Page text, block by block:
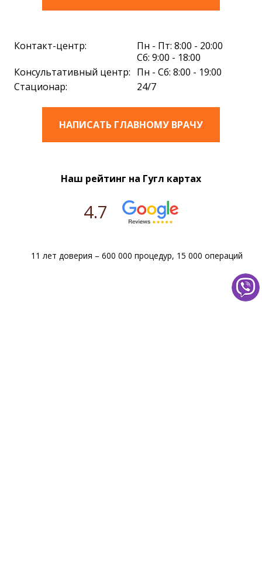
Контакт-центр:
Пн - Пт: 8:00 - 20:00
Сб: 9:00 - 18:00
Консультативный центр: Пн - Сб: 8:00 - 19:00
Стационар:
24/7
НАПИСАТЬ ГЛАВНОМУ ВРАЧУ
Наш рейтинг на Гугл картах
4.7
11 лет доверия – 600 000 процедур, 15 000 операций